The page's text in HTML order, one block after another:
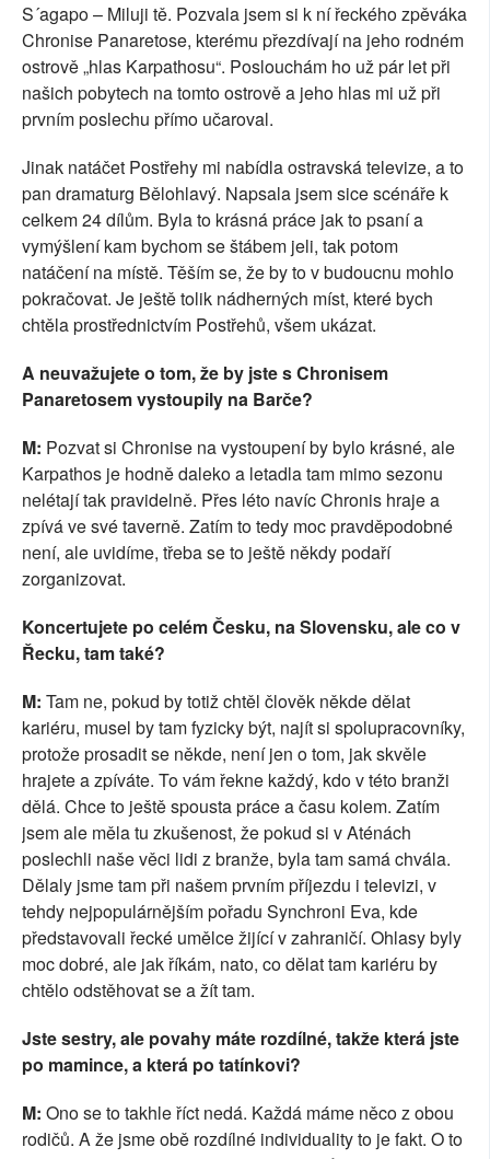
S´agapo – Miluji tě. Pozvala jsem si k ní řeckého zpěváka
Chronise Panaretose, kterému přezdívají na jeho rodném
ostrově „hlas Karpathosu“. Poslouchám ho už pár let při
našich pobytech na tomto ostrově a jeho hlas mi už při
prvním poslechu přímo učaroval.
Jinak natáčet Postřehy mi nabídla ostravská televize, a to
pan dramaturg Bělohlavý. Napsala jsem sice scénáře k
celkem 24 dílům. Byla to krásná práce jak to psaní a
vymýšlení kam bychom se štábem jeli, tak potom
natáčení na místě. Těším se, že by to v budoucnu mohlo
pokračovat. Je ještě tolik nádherných míst, které bych
chtěla prostřednictvím Postřehů, všem ukázat.
A neuvažujete o tom, že by jste s Chronisem
Panaretosem vystoupily na Barče?
M: Pozvat si Chronise na vystoupení by bylo krásné, ale
Karpathos je hodně daleko a letadla tam mimo sezonu
nelétají tak pravidelně. Přes léto navíc Chronis hraje a
zpívá ve své taverně. Zatím to tedy moc pravděpodobné
není, ale uvidíme, třeba se to ještě někdy podaří
zorganizovat.
Koncertujete po celém Česku, na Slovensku, ale co v
Řecku, tam také?
M: Tam ne, pokud by totiž chtěl člověk někde dělat
kariéru, musel by tam fyzicky být, najít si spolupracovníky,
protože prosadit se někde, není jen o tom, jak skvěle
hrajete a zpíváte. To vám řekne každý, kdo v této branži
dělá. Chce to ještě spousta práce a času kolem. Zatím
jsem ale měla tu zkušenost, že pokud si v Aténách
poslechli naše věci lidi z branže, byla tam samá chvála.
Dělaly jsme tam při našem prvním příjezdu i televizi, v
tehdy nejpopulárnějším pořadu Synchroni Eva, kde
představovali řecké umělce žijící v zahraničí. Ohlasy byly
moc dobré, ale jak říkám, nato, co dělat tam kariéru by
chtělo odstěhovat se a žít tam.
Jste sestry, ale povahy máte rozdílné, takže která jste
po mamince, a která po tatínkovi?
M: Ono se to takhle říct nedá. Každá máme něco z obou
rodičů. A že jsme obě rozdílné individuality to je fakt. O to